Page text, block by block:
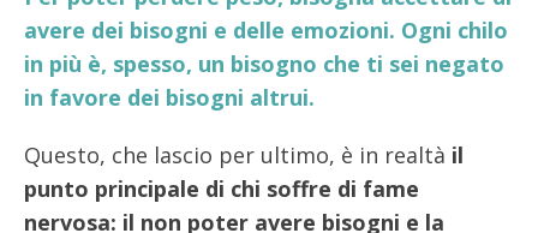
avere dei bisogni e delle emozioni. Ogni chilo
in più è, spesso, un bisogno che ti sei negato
in favore dei bisogni altrui.
Questo, che lascio per ultimo, è in realtà il
punto principale di chi soffre di fame
nervosa: il non poter avere bisogni e la